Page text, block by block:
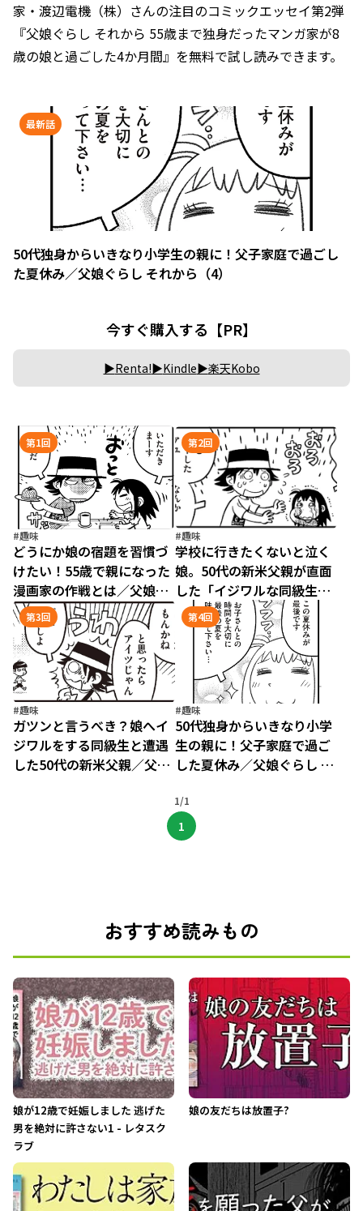
家・渡辺電機（株）さんの注目のコミックエッセイ第2弾
『父娘ぐらし それから 55歳まで独身だったマンガ家が8
歳の娘と過ごした4か月間』を無料で試し読みできます。
最新話
50代独身からいきなり小学生の親に！父子家庭で過ごし
た夏休み／父娘ぐらし それから（4）
今すぐ購入する【PR】
Renta! Kindle 楽天Kobo
第1回
#趣味
どうにか娘の宿題を習慣づ
けたい！55歳で親になった
漫画家の作戦とは／父娘ぐ
らし それから（1）
第2回
#趣味
学校に行きたくないと泣く
娘。50代の新米父親が直面
した「イジワルな同級生」
問題／父娘ぐらし それから
（2）
第3回
#趣味
ガツンと言うべき？娘へイ
ジワルをする同級生と遭遇
した50代の新米父親／父娘
第4回
#趣味
50代独身からいきなり小学
生の親に！父子家庭で過ご
した夏休み／父娘ぐらし そ
1/1
1
おすすめ読みもの
娘が12歳で妊娠しました 逃げた
男を絶対に許さない1 - レタスク
ラブ
娘の友だちは放置子?